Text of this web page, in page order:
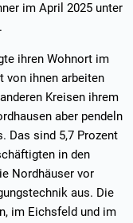
im April 2025 unter
ihren Wohnort im
von ihnen arbeiten
Kreisen ihrem
aber pendeln
Das sind 5,7 Prozent
in den
Nordhäuser vor
aus. Die
im Eichsfeld und im